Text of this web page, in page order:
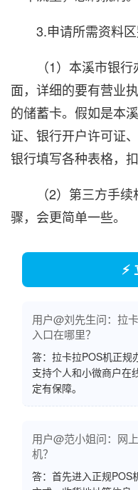
3.申请所需资料区
（1）本溪市银行
面，详细的要有营业
的储蓄卡。假如是本
证、银行开户许可证
银行填写各种表格，扣
（2）第三方手续
骤，会更简单一些。
⚡
用户@刘先生问：拉
入口在哪里？
答：拉卡拉POS机正规
支持个人和小微商户在
定有保障。
用户@范小姐问：网
机？
答：首先进入正规POS